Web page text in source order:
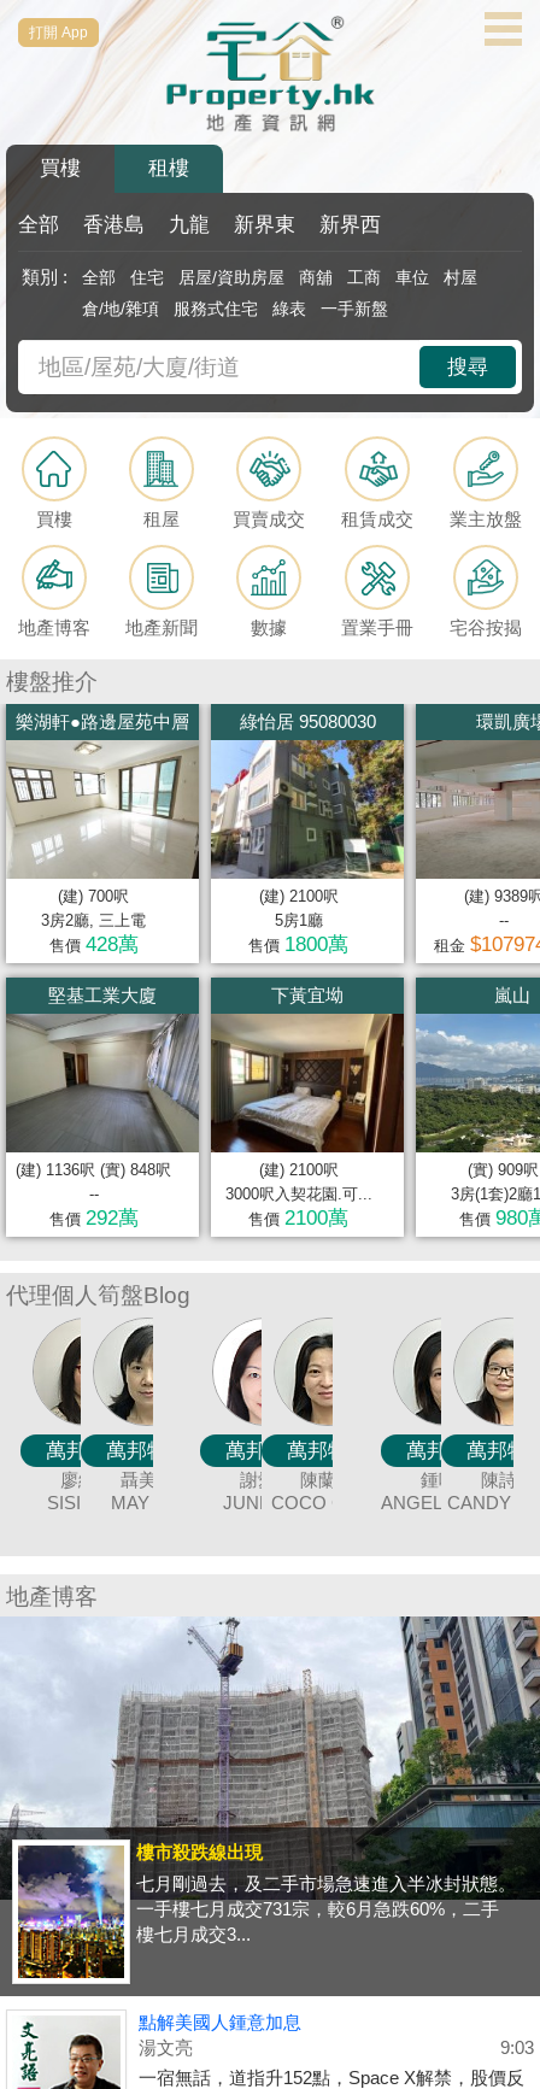
代
理
搵
樓/
交
業
主
盤
宅
谷
按
揭
地
產
博
客
地
產
新
據
公
佈
置
手
於
我
們
打開 App
買樓 租樓
全部 香港島 九龍 新界東 新界西
類別 : 全部 住宅 居屋/資助房屋 商舖 工商 車位
村屋
倉/地/雜項
服務式住宅 綠表 一手新盤
搜尋
買樓 租屋 買賣成交 租賃成交 業主放盤
地產博客 地產新聞 數據 置業手冊 宅谷按揭
樓盤推介
樂湖軒●路邊屋苑中層
(建) 700呎
3房2廳, 三上電
售價 428萬
堅基工業大廈
(建) 1136呎 (實) 848呎
--
售價 292萬
綠怡居 95080030
(建) 2100呎
5房1廳
售價 1800萬
下黃宜坳
(建) 2100呎
3000呎入契花園.可...
售價 2100萬
環凱廣
(建) 9389
--
租金
嵐山
(實) 909呎
3房(1套)2廳
售價 980
代理個人筍盤Blog
萬邦物業
聶美玲
MAY NIP
萬邦物業
冼嘉臻
BORIS SIN
萬邦物業
唐英霞
DEBBIE TONG
萬邦物業
黃美英
MAGGIE
萬邦物業
廖細鳳
SISI LIAO
萬邦物業
袁月明
MING YUAN
萬邦物業
吳美美
MEI NG
萬邦物業
連愛玲
ELIZA LIN
萬邦物業
蔡秀晶
CRYSTAL
萬邦物業
謝愛珍
JUNE TSE
萬邦物業
陳蘭貞
COCO CHAN
萬邦物業
余志雄
JIMMY YU
萬邦物業
伍志達
TAT NG
萬邦物業
潘笑霞
TINA POON
萬邦物業
張明成
RICAR
萬邦物業
童麗珍
JOEY TONG
萬邦物業
鍾唯美
ANGEL CHUNG
萬邦物業
陳詩佩
CANDY CHAN
地產博客
樓市殺跌線出現
七月剛過去，及二手市場急速進入半冰封狀態。
一手樓七月成交731宗，較6月急跌60%，二手
樓七月成交3...
點解美國人鍾意加息
湯文亮
9:03
一宿無話，道指升152點，Space X解禁，股價反